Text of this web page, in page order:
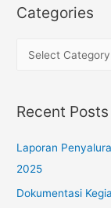
r
r
Categories
e
o
r
i
Recent Posts
Laporan
2025
Dokumentasi